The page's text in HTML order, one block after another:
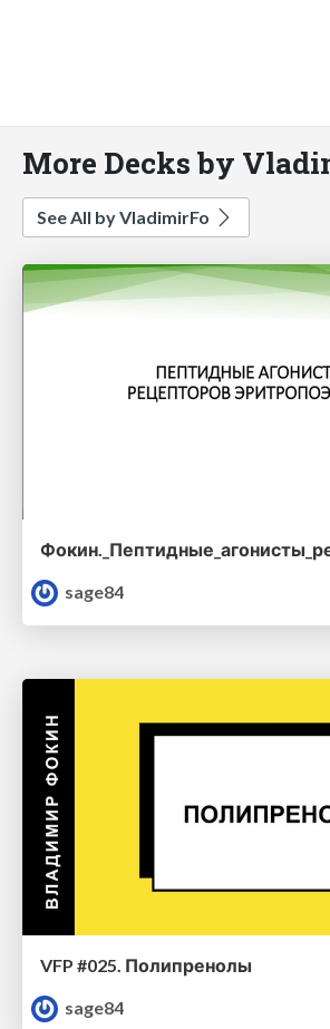
More Decks by
See All by VladimirFo
sage84
VFP #025. Полипренолы
sage84